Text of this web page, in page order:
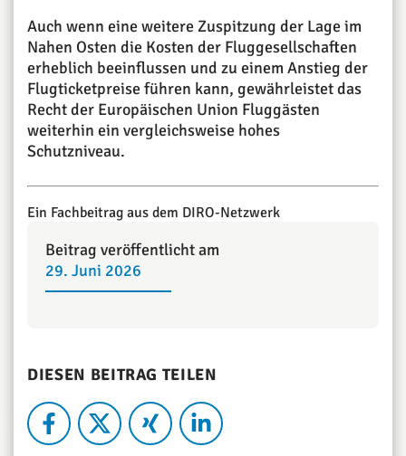
Auch wenn eine weitere Zuspitzung der Lage im
Nahen Osten die Kosten der Fluggesellschaften
erheblich beeinflussen und zu einem Anstieg der
Flugticketpreise führen kann, gewährleistet das
Recht der Europäischen Union Fluggästen
weiterhin ein vergleichsweise hohes
Schutzniveau.
Ein Fachbeitrag aus dem DIRO-Netzwerk
Beitrag veröffentlicht am
29. Juni 2026
DIESEN BEITRAG TEILEN